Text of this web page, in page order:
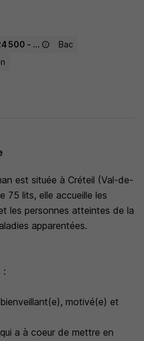
500 - 31 400 € / an
Bac
est située à Créteil (Val-de-
75 lits, elle accueille les
les personnes atteintes de la
apparentées.
:
motivé(e) et
a à coeur de mettre en